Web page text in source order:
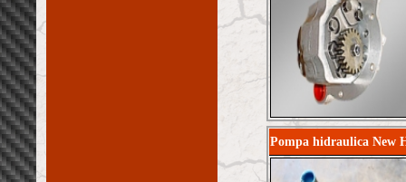
Pompa hidraulica New